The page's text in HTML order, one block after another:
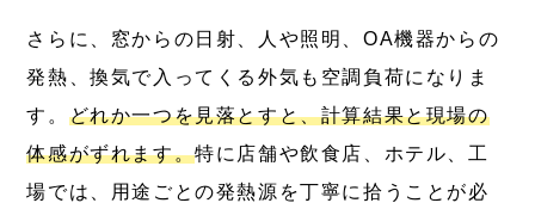
さらに、窓からの日射、人や照明、OA機器からの
発熱、換気で入ってくる外気も空調負荷になりま
す。 どれか一つを見落とすと、計算結果と現場の
体感がずれます。特に店舗や飲食店、ホテル、工
場では、用途ごとの発熱源を丁寧に拾うことが必